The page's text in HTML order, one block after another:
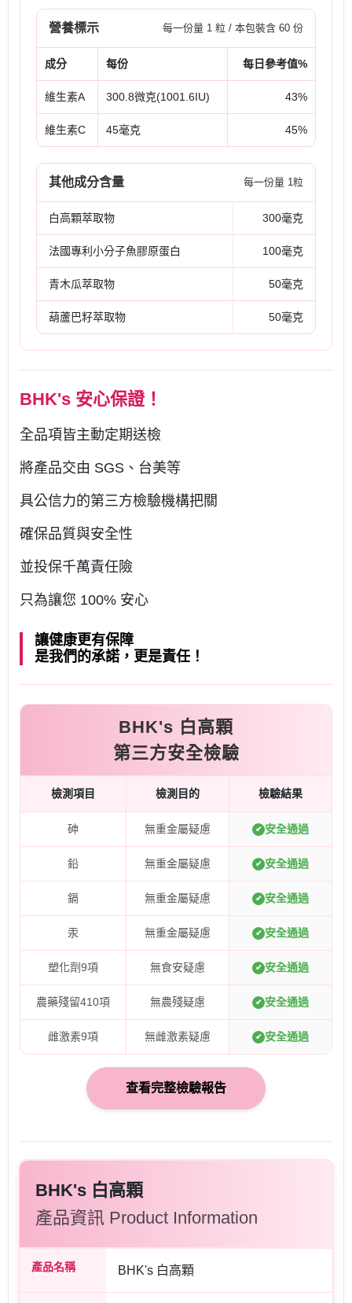
營養標示 每一份量 1 粒 / 本包裝含 60 份
成分 每份 每日參考值%
維生素A 300.8微克(1001.6IU) 43%
維生素C 45毫克 45%
其他成分含量 每一份量 1粒
白高顆萃取物 300毫克
法國專利小分子魚膠原蛋白 100毫克
青木瓜萃取物 50毫克
葫蘆巴籽萃取物 50毫克
BHK's 安心保證！
全品項皆主動定期送檢
將產品交由 SGS、台美等
具公信力的第三方檢驗機構把關
確保品質與安全性
並投保千萬責任險
只為讓您 100% 安心
讓健康更有保障
是我們的承諾，更是責任！
BHK's 白高顆
第三方安全檢驗
檢測項目 檢測目的 檢驗結果
砷 無重金屬疑慮 ✔ 安全通過
鉛 無重金屬疑慮 ✔ 安全通過
鎘 無重金屬疑慮 ✔ 安全通過
汞 無重金屬疑慮 ✔ 安全通過
塑化劑9項 無食安疑慮 ✔ 安全通過
農藥殘留410項 無農殘疑慮 ✔ 安全通過
雌激素9項 無雌激素疑慮 ✔ 安全通過
查看完整檢驗報告
BHK's 白高顆
產品資訊 Product Information
產品名稱 BHK's 白高顆